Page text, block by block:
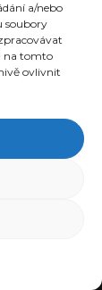
a/nebo
soubory
na tomto
ovlivnit